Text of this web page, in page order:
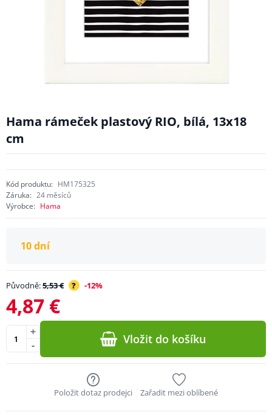
Hama rámeček plastový RIO, bílá, 13x18
cm
Kód produktu: HM175325
Záruka: 24 měsíců
Výrobce: Hama
10 dní
Původně:5,53 € ? -12%
4,87 €
-
+ Vložit do košíku
Položit dotaz prodejci Zařadit mezi oblíbené